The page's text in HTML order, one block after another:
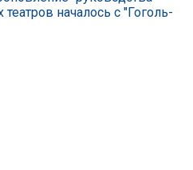
началось с "Гоголь-